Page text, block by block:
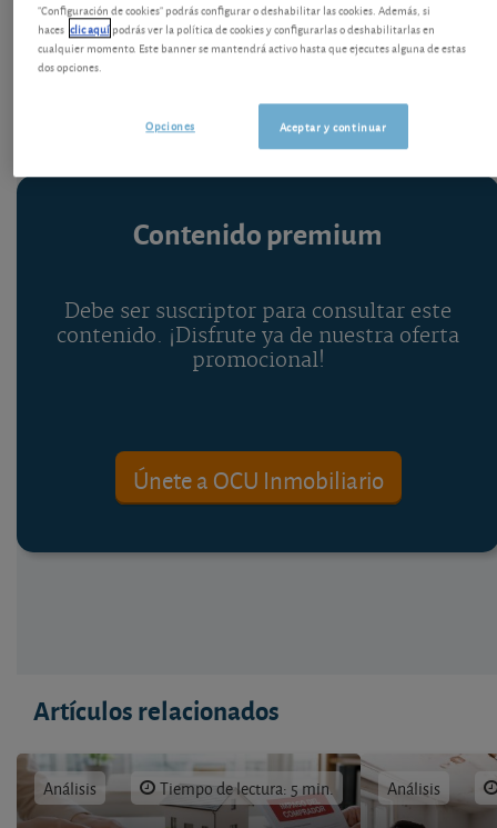
precios actuales, hemos encontrado dos
oportunidades de compra en Madrid, de 225
analizadas. Vea cuáles son.
Contenido premium
Debe ser suscriptor para consultar este
contenido. ¡Disfrute ya de nuestra oferta
promocional!
Únete a OCU Inmobiliario
Artículos relacionados
Análisis Tiempo de lectura: 5 min. Análisis
"Configuración de cookies" podrás configurar o deshabilitar las cookies. Además, si
haces clic aquípodrás ver la política de cookies y configurarlas o deshabilitarlas en
cualquier momento. Este banner se mantendrá activo hasta que ejecutes alguna de estas
dos opciones.
Aceptar y continuar
Opciones